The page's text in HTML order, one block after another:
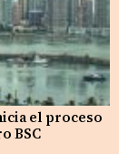
el proceso
BSC